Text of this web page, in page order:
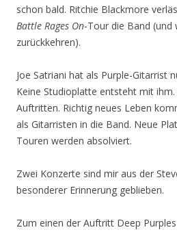
schon bald. Ritchie Blackmore
Battle Rages On-Tour die Band (und
zurückkehren).
Joe Satriani hat als Purple-Gitarrist
Keine Studioplatte entsteht mit ihm.
Auftritten. Richtig neues Leben
als Gitarristen in die Band. Neue
Touren werden absolviert.
Zwei Konzerte sind mir aus der
besonderer Erinnerung geblieben.
Zum einen der Auftritt Deep